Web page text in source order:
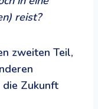
reist?
zweiten Teil,
die Zukunft